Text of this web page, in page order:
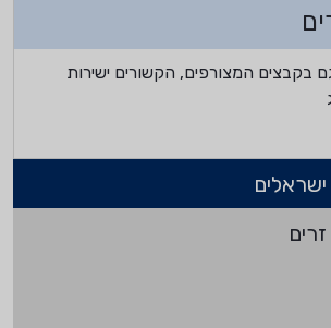
גם בקבצים המצורפים, הקשורים ישירות